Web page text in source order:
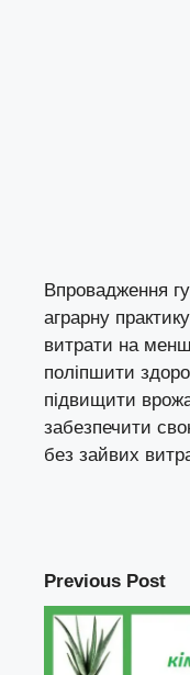
Впровадження
аграрну
витрати на
поліпшити
підвищити
забезпечити
без зайвих
Previous Post